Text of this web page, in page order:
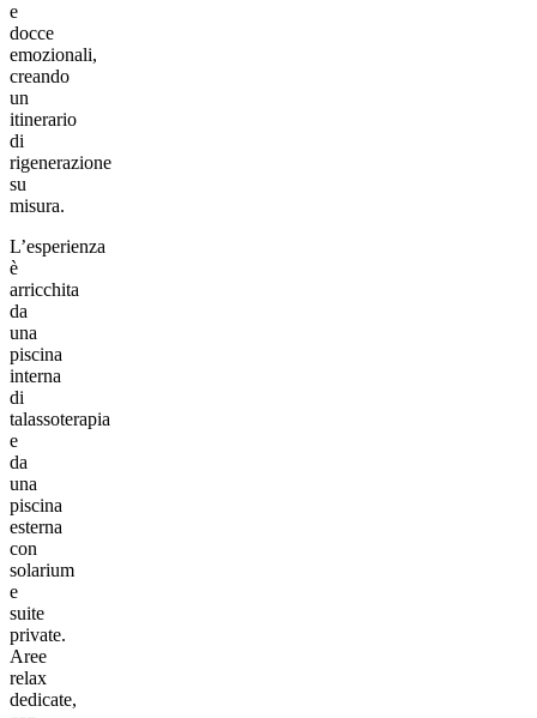
e
docce
emozionali,
creando
un
itinerario
di
rigenerazione
su
misura.
L’esperienza
è
arricchita
da
una
piscina
interna
di
talassoterapia
e
da
una
piscina
esterna
con
solarium
e
suite
private.
Aree
relax
dedicate,